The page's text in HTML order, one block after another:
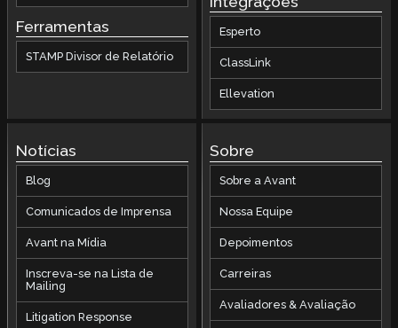
Ferramentas
STAMP Divisor de Relatório
Esperto
ClassLink
Ellevation
Notícias
Blog
Comunicados de Imprensa
Avant na Mídia
Inscreva-se na Lista de
Mailing
Litigation Response
Sobre
Sobre a Avant
Nossa Equipe
Depoimentos
Carreiras
Avaliadores & Avaliação